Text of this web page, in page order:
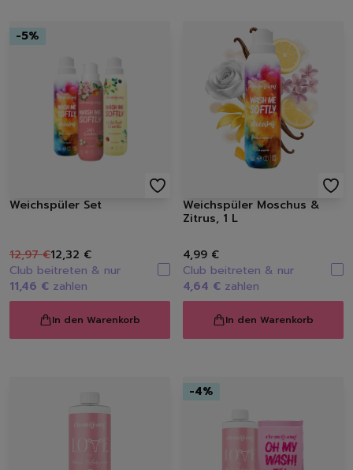
Handseifen
Handschuhe
Müllbeutel | Eimer
Haushaltspapier
Tücher | Schwämme |
Mikrofaser-Tücher
Schwämme |
Bürsten
-5%
Weichspüler Set
12,97 €12,32 €
Club beitreten & nur
11,46 € zahlen
In den Warenkorb
Weichspüler Moschus &
Zitrus, 1 L
4,99 €
Club beitreten & nur
4,64 € zahlen
In den Warenkorb
-4%